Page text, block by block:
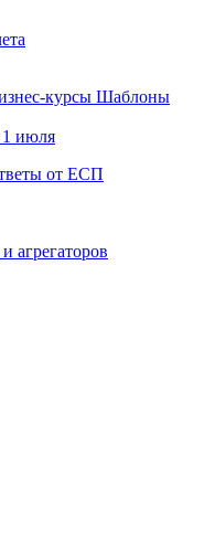
курсы Шаблоны
1 июля
от ЕСП
агрегаторов